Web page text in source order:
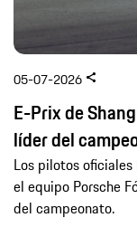
líder del
Los pilotos oficiales
el equipo Porsche
del campeonato.